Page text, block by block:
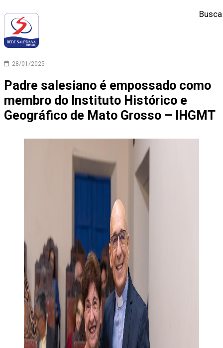
Busca
28/01/2025
Padre salesiano é empossado como
membro do Instituto Histórico e
Geográfico de Mato Grosso – IHGMT